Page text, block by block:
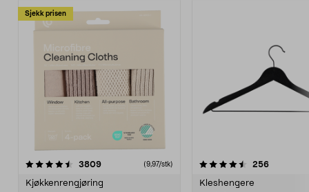
Sjekk prisen
3809anmeldelser(9,97/stk)
Kjøkkenrengjøring
4.5av 5 stjerner 256
Kleshengere
4.5av 5 stjerner